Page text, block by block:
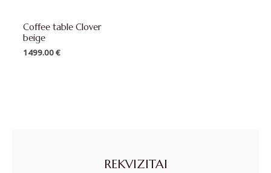
Coffee table Clover
beige
1499.00€
REKVIZITAI